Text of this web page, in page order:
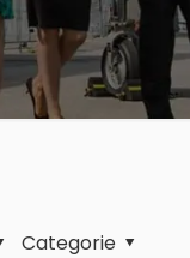
Categorie